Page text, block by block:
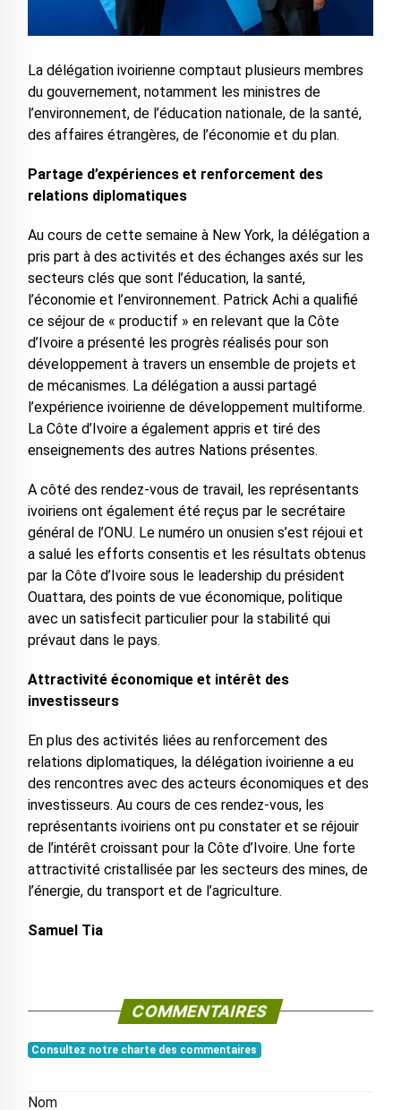
La délégation ivoirienne comptaut plusieurs membres
du gouvernement, notamment les ministres de
l’environnement, de l’éducation nationale, de la santé,
des affaires étrangères, de l’économie et du plan.
Partage d’expériences et renforcement des
relations diplomatiques
Au cours de cette semaine à New York, la délégation a
pris part à des activités et des échanges axés sur les
secteurs clés que sont l’éducation, la santé,
l’économie et l’environnement. Patrick Achi a qualifié
ce séjour de « productif » en relevant que la Côte
d’Ivoire a présenté les progrès réalisés pour son
développement à travers un ensemble de projets et
de mécanismes. La délégation a aussi partagé
l’expérience ivoirienne de développement multiforme.
La Côte d’Ivoire a également appris et tiré des
enseignements des autres Nations présentes.
A côté des rendez-vous de travail, les représentants
ivoiriens ont également été reçus par le secrétaire
général de l’ONU. Le numéro un onusien s’est réjoui et
a salué les efforts consentis et les résultats obtenus
par la Côte d’Ivoire sous le leadership du président
Ouattara, des points de vue économique, politique
avec un satisfecit particulier pour la stabilité qui
prévaut dans le pays.
Attractivité économique et intérêt des
investisseurs
En plus des activités liées au renforcement des
relations diplomatiques, la délégation ivoirienne a eu
des rencontres avec des acteurs économiques et des
investisseurs. Au cours de ces rendez-vous, les
représentants ivoiriens ont pu constater et se réjouir
de l’intérêt croissant pour la Côte d’Ivoire. Une forte
attractivité cristallisée par les secteurs des mines, de
l’énergie, du transport et de l’agriculture.
Samuel Tia
COMMENTAIRES
Consultez notre charte des commentaires
Nom